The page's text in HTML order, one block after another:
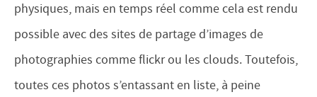
physiques, mais en temps réel comme cela est rendu
possible avec des sites de partage d’images de
photographies comme flickr ou les clouds. Toutefois,
toutes ces photos s’entassant en liste, à peine